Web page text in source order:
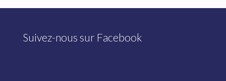
Suivez-nous sur Facebook